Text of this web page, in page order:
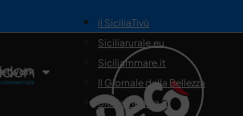
il SiciliaTivù
Siciliarurale.eu
Siciliammare.it
Il Giornale della Bellezza
Siciliamedica.it